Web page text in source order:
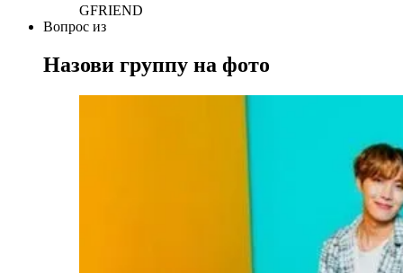
GFRIEND
Вопрос из
Назови группу на фото